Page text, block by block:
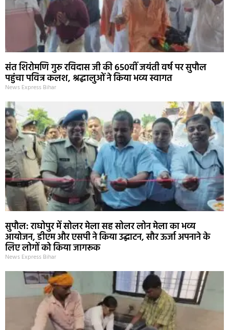
संत शिरोमणि गुरु रविदास जी की 650वीं जयंती वर्ष पर सुपौल
पहुंचा पवित्र कलश, श्रद्धालुओं ने किया भव्य स्वागत
News Express Bihar
सुपौल: राघोपुर में सोलर मेला सह सोलर लोन मेला का भव्य
आयोजन, डीएम और एसपी ने किया उद्घाटन, सौर ऊर्जा अपनाने के
लिए लोगों को किया जागरूक
News Express Bihar